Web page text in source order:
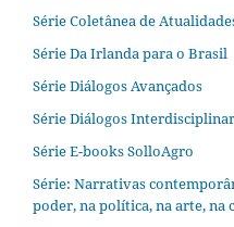
Série Coletânea de
Série Da Irlanda para o Brasil
Série Diálogos Avançados
Série Diálogos
Série E-books SolloAgro
Série: Narrativas
poder, na política, na arte, na